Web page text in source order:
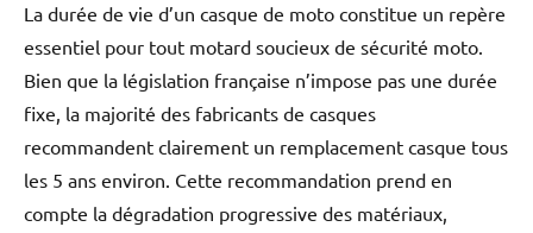
La durée de vie d’un casque de moto constitue un repère
essentiel pour tout motard soucieux de sécurité moto.
Bien que la législation française n’impose pas une durée
fixe, la majorité des fabricants de casques
recommandent clairement un remplacement casque tous
les 5 ans environ. Cette recommandation prend en
compte la dégradation progressive des matériaux,